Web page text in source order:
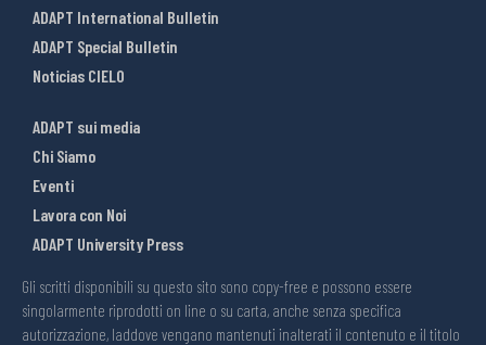
ADAPT International Bulletin
ADAPT Special Bulletin
Noticias CIELO
ADAPT sui media
Chi Siamo
Eventi
Lavora con Noi
ADAPT University Press
Gli scritti disponibili su questo sito sono copy-free e possono essere
singolarmente riprodotti on line o su carta, anche senza specifica
autorizzazione, laddove vengano mantenuti inalterati il contenuto e il titolo